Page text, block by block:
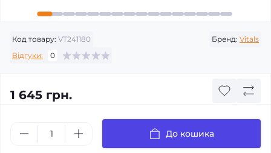
Код товару: VT241180 Бренд: Vitals
Відгуки:
0
1 645 грн.
До кошика